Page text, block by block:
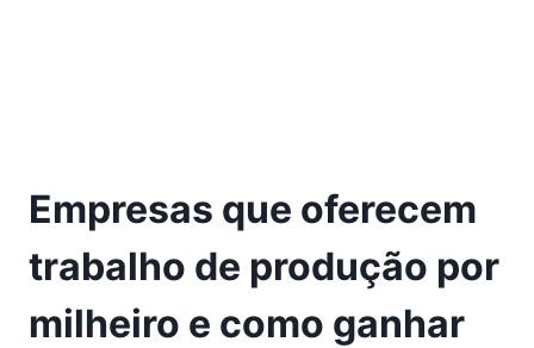
Empresas que oferecem
trabalho de produção por
milheiro e como ganhar